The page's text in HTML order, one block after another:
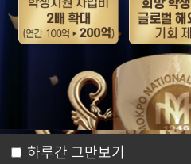
국립목포대학교
글로컬대
01
하루간 그만보기